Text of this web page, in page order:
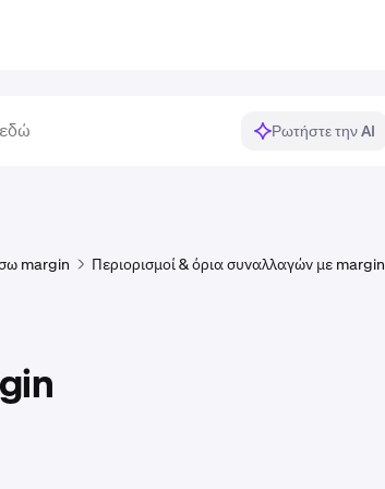
Ρωτήστε την AI
margin Περιορισμοί & όρια συναλλαγών με margin